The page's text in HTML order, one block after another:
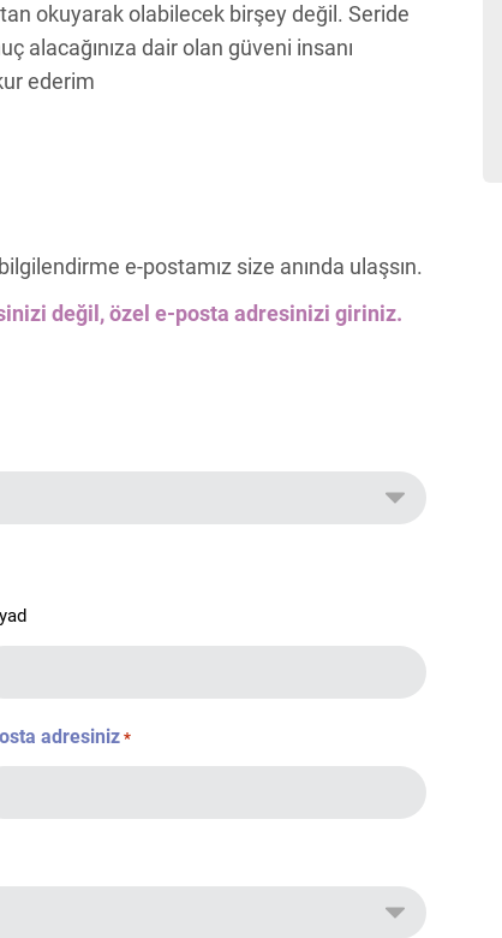
okuyarak olabilecek birşey değil. Seride
alacağınıza dair olan güveni insanı
ederim
e-postamız size anında ulaşsın.
değil, özel e-posta adresinizi giriniz.
adresiniz *